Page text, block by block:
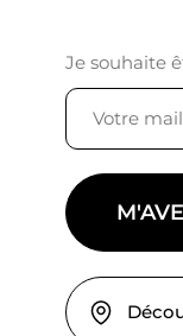
Je souhaite